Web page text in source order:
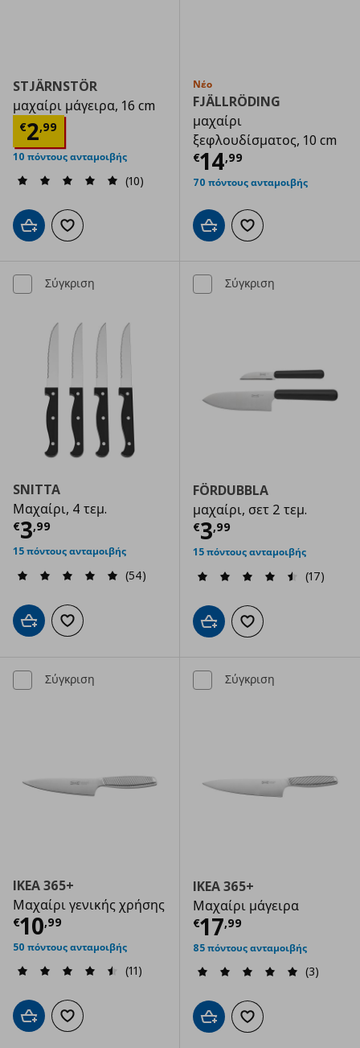
STJÄRNSTÖR
μαχαίρι μάγειρα, 16 cm
€2,99
Τρέχουσα τιμή € 2,99
10 πόντους ανταμοιβής
(10)
Προσθήκη στο καλάθι
Προσθήκη στα αγαπημένα
Νέο
FJÄLLRÖDING
μαχαίρι
ξεφλουδίσματος, 10 cm
€14,99
Τρέχουσα
70 πόντους ανταμοιβής
Προσθήκη στο καλάθι
Προσθήκη στα
Σύγκριση
SNITTA
Μαχαίρι, 4 τεμ.
€3,99
Τρέχουσα τιμή € 3,99
15 πόντους ανταμοιβής
(54)
Προσθήκη στο καλάθι
Προσθήκη στα αγαπημένα
Σύγκριση
FÖRDUBBLA
μαχαίρι, σετ 2 τεμ.
€3,99
Τρέχουσα
15 πόντους ανταμοιβής
(17)
Προσθήκη στο καλάθι
Προσθήκη στα
Σύγκριση
IKEA 365+
Μαχαίρι γενικής χρήσης
€10,99
Τρέχουσα τιμή € 10,99
50 πόντους ανταμοιβής
(11)
Προσθήκη στο καλάθι
Προσθήκη στα αγαπημένα
Σύγκριση
IKEA 365+
Μαχαίρι μάγειρα
€17,99
Τρέχουσα
85 πόντους ανταμοιβής
(3)
Προσθήκη στο καλάθι
Προσθήκη στα